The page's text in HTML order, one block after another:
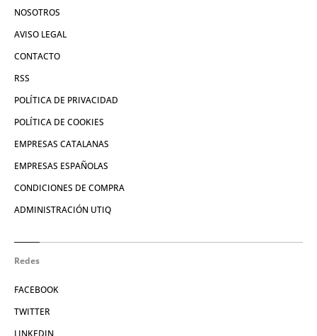
NOSOTROS
AVISO LEGAL
CONTACTO
RSS
POLÍTICA DE PRIVACIDAD
POLÍTICA DE COOKIES
EMPRESAS CATALANAS
EMPRESAS ESPAÑOLAS
CONDICIONES DE COMPRA
ADMINISTRACIÓN UTIQ
Redes
FACEBOOK
TWITTER
LINKEDIN